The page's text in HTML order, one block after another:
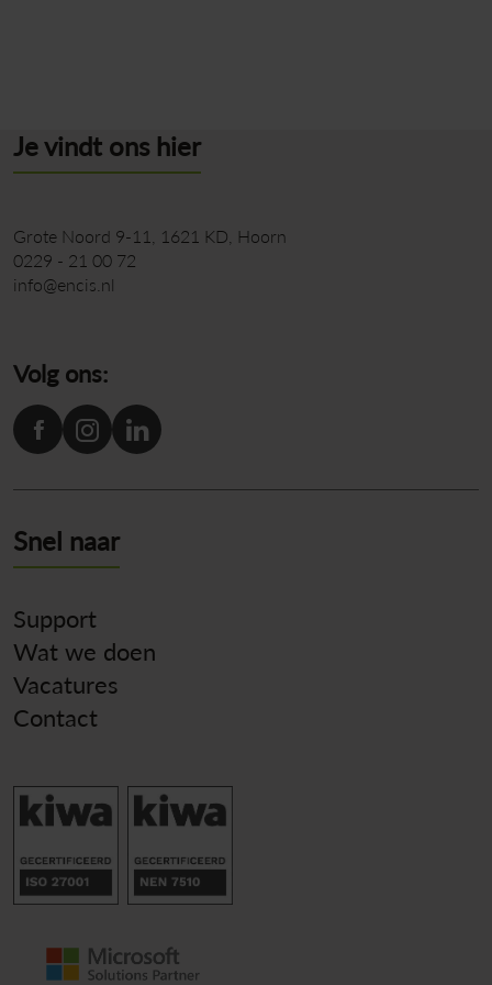
Snel naar
Support
Wat we doen
Vacatures
Contact
Je vindt ons hier
Grote Noord 9-11 1621 KD Hoorn
0229 - 21 00 72
info@encis.nl
Volg ons: